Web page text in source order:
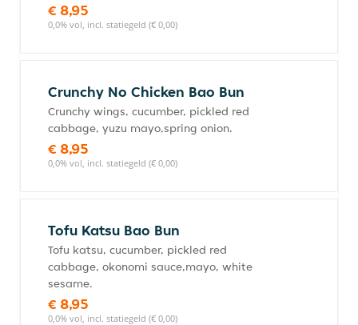
€ 8,95
0,0% vol, incl. statiegeld (€ 0,00)
Crunchy No Chicken Bao Bun
Crunchy wings, cucumber, pickled red
cabbage, yuzu mayo,spring onion.
€ 8,95
0,0% vol, incl. statiegeld (€ 0,00)
Tofu Katsu Bao Bun
Tofu katsu, cucumber, pickled red
cabbage, okonomi sauce,mayo, white
sesame.
€ 8,95
0,0% vol, incl. statiegeld (€ 0,00)